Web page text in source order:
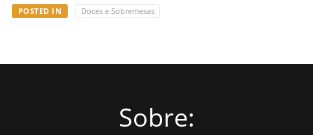
POSTED IN Doces e Sobremesas
Sobre: